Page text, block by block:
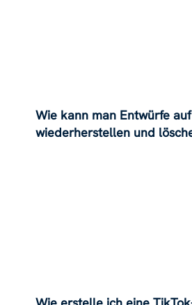
Wie kann man Entwürfe
wiederherstellen und